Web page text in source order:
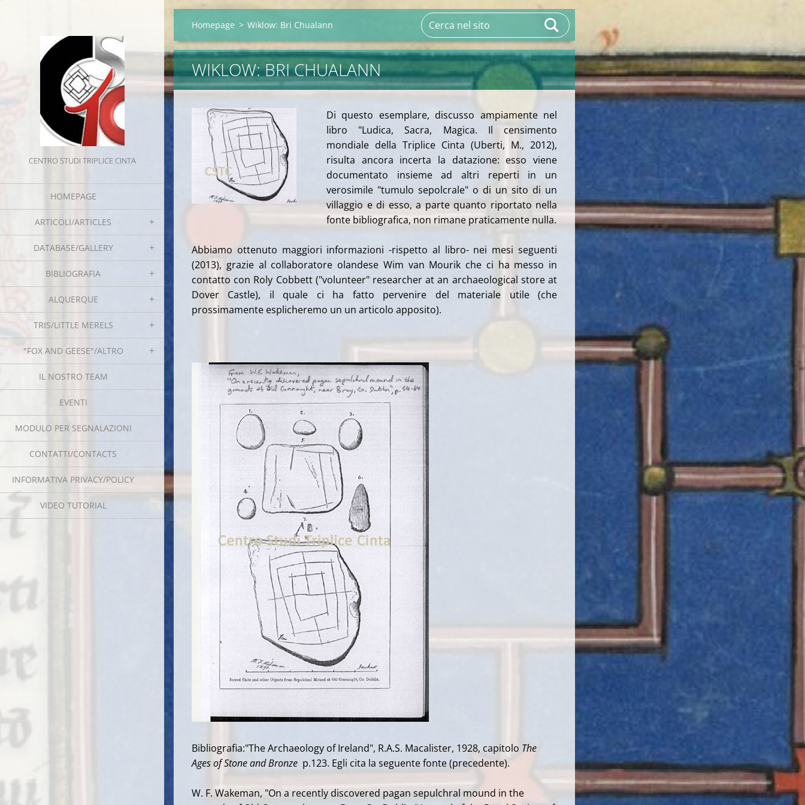
CENTRO STUDI TRIPLICE CINTA
HOMEPAGE
ARTICOLI/ARTICLES
DATABASE/GALLERY
BIBLIOGRAFIA
ALQUERQUE
TRIS/LITTLE MERELS
"FOX AND GEESE"/ALTRO
IL NOSTRO TEAM
EVENTI
MODULO PER SEGNALAZIONI
CONTATTI/CONTACTS
INFORMATIVA PRIVACY/POLICY
VIDEO TUTORIAL
Homepage > Wiklow: Bri Chualann
WIKLOW: BRI CHUALANN
Di questo esemplare, discusso ampiamente nel
libro "Ludica, Sacra, Magica. Il censimento
mondiale della Triplice Cinta (Uberti, M., 2012),
risulta ancora incerta la datazione: esso viene
documentato insieme ad altri reperti in un
verosimile "tumulo sepolcrale" o di un sito di un
villaggio e di esso, a parte quanto riportato nella
fonte bibliografica, non rimane praticamente nulla.
Abbiamo ottenuto maggiori informazioni -rispetto al libro- nei mesi seguenti
(2013), grazie al collaboratore olandese Wim van Mourik che ci ha messo in
contatto con Roly Cobbett ("volunteer" researcher at an archaeological store at
Dover Castle), il quale ci ha fatto pervenire del materiale utile (che
prossimamente esplicheremo un un articolo apposito).
Bibliografia:"The Archaeology of Ireland", R.A.S. Macalister, 1928, capitolo The
Ages of Stone and Bronze p.123. Egli cita la seguente fonte (precedente).
W. F. Wakeman, "On a recently discovered pagan sepulchral mound in the